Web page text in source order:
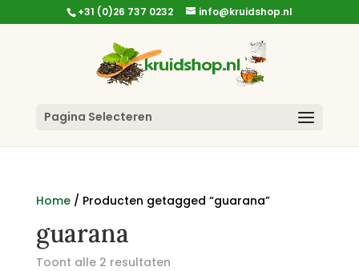
+31 (0)26 737 0232 info@kruidshop.nl
Pagina Selecteren
Home/ Producten getagged “guarana”
guarana
Toont alle 2 resultaten